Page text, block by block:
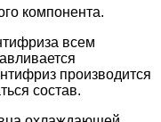
компонента.
всем
производится
состав.